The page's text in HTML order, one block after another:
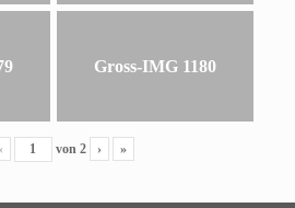
Gross-IMG 1180
‹ von 2 › »